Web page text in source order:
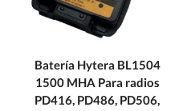
Batería Hytera BL1504
1500 MHA Para radios
PD416, PD486, PD506,